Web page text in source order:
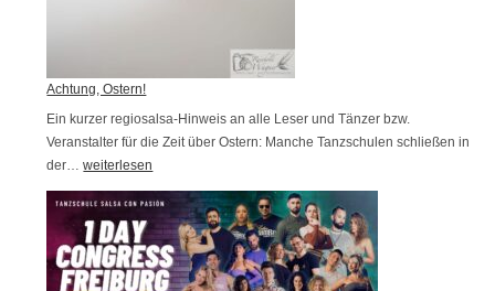
s
i
e
Ä
Achtung, Ostern!
Ein kurzer regiosalsa-Hinweis an alle Leser und Tänzer bzw.
Veranstalter für die Zeit über Ostern: Manche Tanzschulen schließen in
der…A
c
h
t
u
weiterlesen